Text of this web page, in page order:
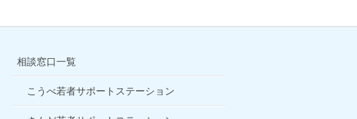
相談窓口一覧
こうべ若者サポートステーション